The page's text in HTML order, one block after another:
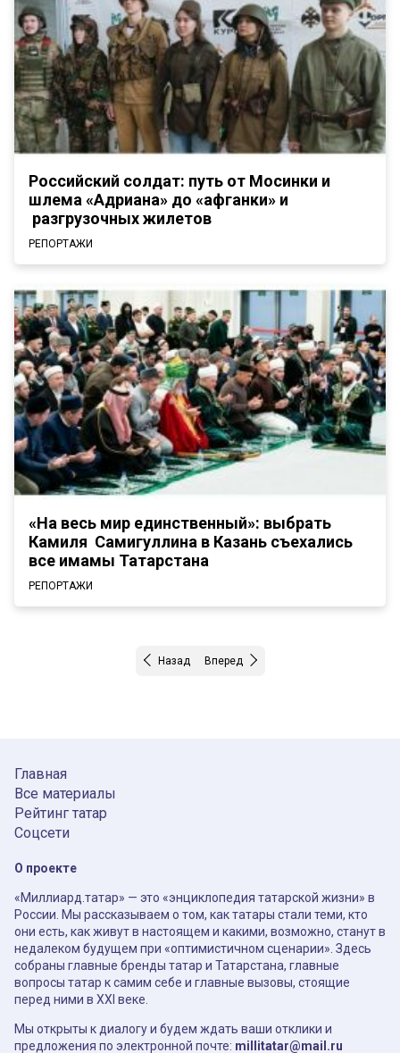
Российский солдат: путь от Мосинки и
шлема «Адриана» до «афганки» и
разгрузочных жилетов
РЕПОРТАЖИ
«На весь мир единственный»: выбрать
Камиля Самигуллина в Казань съехались
все имамы Татарстана
РЕПОРТАЖИ
Назад Вперед
Главная
Все материалы
Рейтинг татар
Соцсети
О проекте
«Миллиард.татар» — это «энциклопедия татарской жизни» в
России. Мы рассказываем о том, как татары стали теми, кто
они есть, как живут в настоящем и какими, возможно, станут в
недалеком будущем при «оптимистичном сценарии». Здесь
собраны главные бренды татар и Татарстана, главные
вопросы татар к самим себе и главные вызовы, стоящие
перед ними в XXI веке.
Мы открыты к диалогу и будем ждать ваши отклики и
предложения по электронной почте: millitatar@mail.ru